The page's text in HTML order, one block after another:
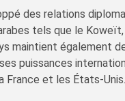
des relations
tels que le Koweït,
maintient également
puissances
France et les États-Unis.